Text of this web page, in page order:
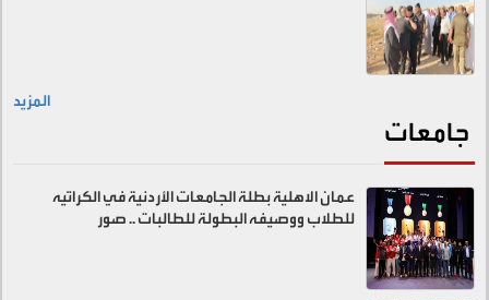
المزيد
جامعات
عمان الاهلية بطلة الجامعات الأردنية في الكراتيه
للطلاب ووصيفه البطولة للطالبات .. صور